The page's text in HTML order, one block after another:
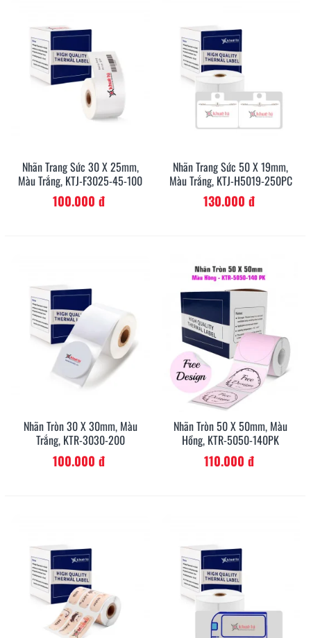
Nhãn Trang Sức 30 X 25mm,
Màu Trắng, KTJ-F3025-45-100
100.000 đ
Nhãn Trang Sức 50 X 19mm,
Màu Trắng, KTJ-H5019-250PC
130.000 đ
Nhãn Tròn 30 X 30mm, Màu
Trắng, KTR-3030-200
100.000 đ
Nhãn Tròn 50 X 50mm, Màu
Hồng, KTR-5050-140PK
110.000 đ